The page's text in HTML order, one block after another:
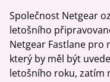
Společnost Netgear
letošního
Netgear Fastlane pro
který by měl být
letošního roku, zatím